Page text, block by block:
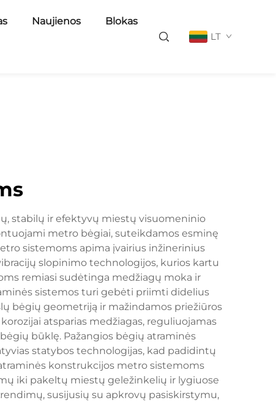
Naujienos Blokas
LT
stabilų ir efektyvų miestų visuomeninio
metro bėgiai, suteikdamos esminę
sistemoms apima įvairius inžinerinius
slopinimo technologijos, kurios kartu
remiasi sudėtinga medžiagų moka ir
sistemos turi gebėti priimti didelius
bėgių geometriją ir mažindamos priežiūros
atsparias medžiagas, reguliuojamas
būklę. Pažangios bėgių atraminės
statybos technologijas, kad padidintų
konstrukcijos metro sistemoms
iki pakeltų miestų geležinkelių ir lygiuose
susijusių su apkrovų pasiskirstymu,